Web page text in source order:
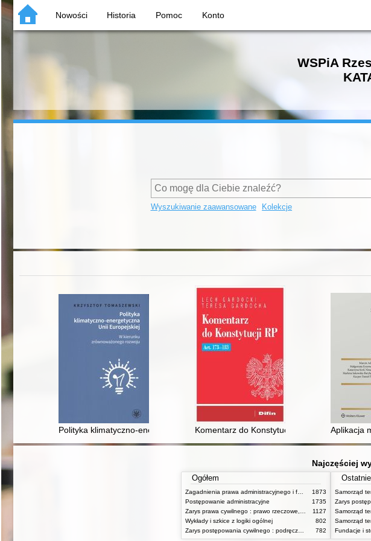
Nowości Historia Pomoc Konto
WSPiA
Wyszukiwanie zaawansowane Kolekcje
Polityka klimatyczno-energetyczna Unii Europejskiej : w kierunku
Komentarz do Konstytucji RP : art. 173-183
Aplikacja
Najczęściej
Ogółem
1873
Postępowanie administracyjne
1735
1127
Wykłady i szkice z logiki ogólnej
802
782
Samorząd
Samorząd